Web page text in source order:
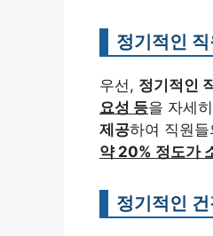
정기적인
우선, 정기적인
요성 등을 자세
제공하여 직원
약 20% 정도가
정기적인